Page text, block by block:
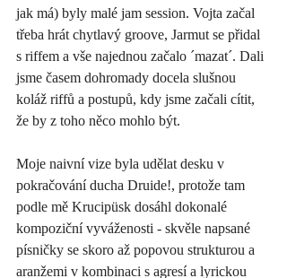
jak má) byly malé jam session. Vojta začal
třeba hrát chytlavý groove, Jarmut se přidal
s riffem a vše najednou začalo ´mazat´. Dali
jsme časem dohromady docela slušnou
koláž riffů a postupů, kdy jsme začali cítit,
že by z toho něco mohlo být.
Moje naivní vize byla udělat desku v
pokračování ducha Druide!, protože tam
podle mě Krucipüsk dosáhl dokonalé
kompoziční vyváženosti - skvěle napsané
písničky se skoro až popovou strukturou a
aranžemi v kombinaci s agresí a lyrickou